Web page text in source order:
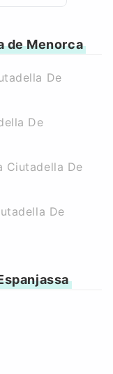
de Menorca
De
De
Ciutadella De
De